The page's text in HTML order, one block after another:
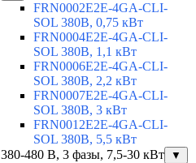
FRN0002E2E-4GA-CLI-
SOL 380В, 0,75 кВт
FRN0004E2E-4GA-CLI-
SOL 380В, 1,1 кВт
FRN0006E2E-4GA-CLI-
SOL 380В, 2,2 кВт
FRN0007E2E-4GA-CLI-
SOL 380В, 3 кВт
FRN0012E2E-4GA-CLI-
SOL 380В, 5,5 кВт
380-480 В, 3 фазы, 7,5-30 кВт
▼